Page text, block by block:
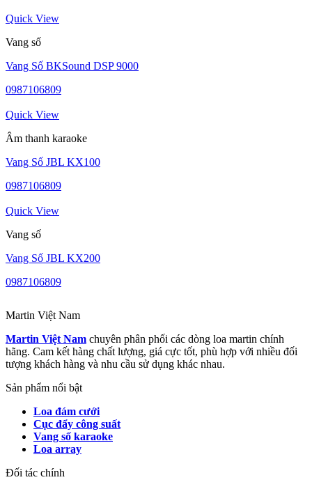
Quick View
Vang số
Vang Số BKSound DSP 9000
0987106809
Quick View
Âm thanh karaoke
Vang Số JBL KX100
0987106809
Quick View
Vang số
Vang Số JBL KX200
0987106809
Martin Việt Nam
Martin Việt Nam chuyên phân phối các dòng loa martin chính
hãng. Cam kết hàng chất lượng, giá cực tốt, phù hợp với nhiều đối
tượng khách hàng và nhu cầu sử dụng khác nhau.
Sản phẩm nổi bật
Loa đám cưới
Cục đẩy công suất
Vang số karaoke
Loa array
Đối tác chính